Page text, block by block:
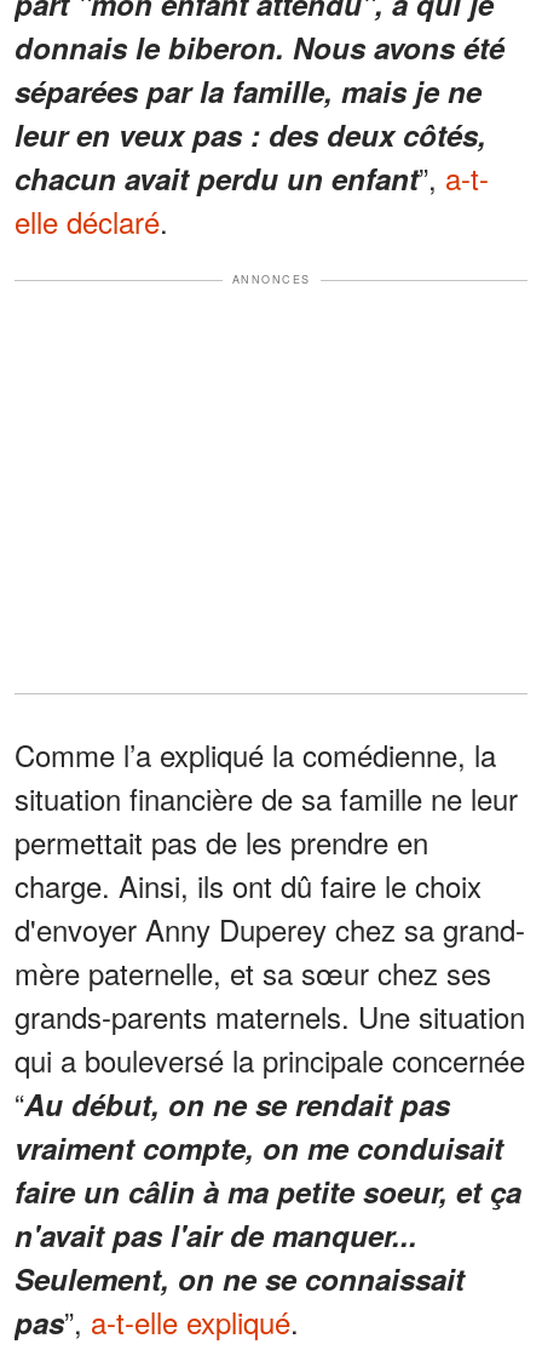
donnais le biberon. Nous avons été
séparées par la famille, mais je ne
leur en veux pas : des deux côtés,
chacun avait perdu un enfant”, a-t-
elle déclaré.
ANNONCES
Comme l’a expliqué la comédienne, la
situation financière de sa famille ne leur
permettait pas de les prendre en
charge. Ainsi, ils ont dû faire le choix
d'envoyer Anny Duperey chez sa grand-
mère paternelle, et sa sœur chez ses
grands-parents maternels. Une situation
qui a bouleversé la principale concernée
“Au début, on ne se rendait pas
vraiment compte, on me conduisait
faire un câlin à ma petite soeur, et ça
n'avait pas l'air de manquer...
Seulement, on ne se connaissait
pas”, a-t-elle expliqué.